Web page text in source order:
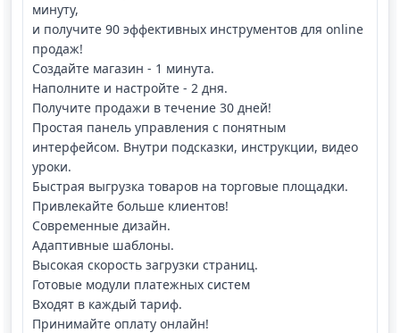
минуту,
и получите 90 эффективных инструментов для online
продаж!
Создайте магазин - 1 минута.
Наполните и настройте - 2 дня.
Получите продажи в течение 30 дней!
Простая панель управления с понятным
интерфейсом. Внутри подсказки, инструкции, видео
уроки.
Быстрая выгрузка товаров на торговые площадки.
Привлекайте больше клиентов!
Современные дизайн.
Адаптивные шаблоны.
Высокая скорость загрузки страниц.
Готовые модули платежных систем
Входят в каждый тариф.
Принимайте оплату онлайн!